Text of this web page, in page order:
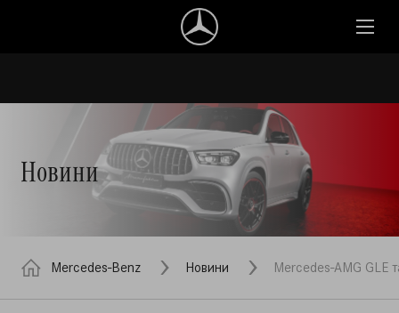
Новини
Mercedes-Benz Новини Mercedes-AMG GLE